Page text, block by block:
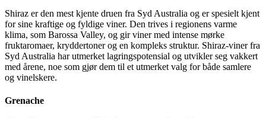
Shiraz er den mest kjente druen fra Syd Australia og er spesielt kjent
for sine kraftige og fyldige viner. Den trives i regionens varme
klima, som Barossa Valley, og gir viner med intense mørke
fruktaromaer, kryddertoner og en kompleks struktur. Shiraz-viner fra
Syd Australia har utmerket lagringspotensial og utvikler seg vakkert
med årene, noe som gjør dem til et utmerket valg for både samlere
og vinelskere.
Grenache